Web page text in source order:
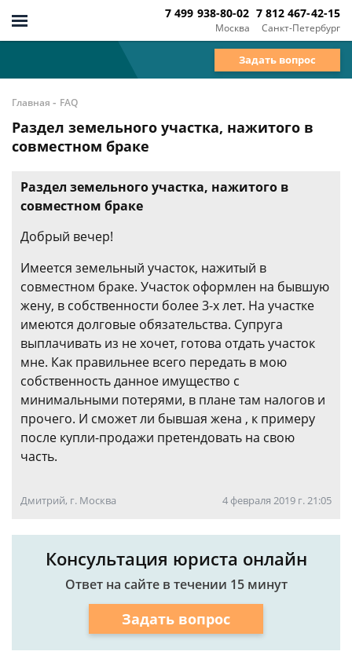
Москва
7 499 938-80-02
Санкт-Петербург
7 812 467-42-15
Задать вопрос
Главная - FAQ
Раздел земельного участка, нажитого в
совместном браке
Раздел земельного участка, нажитого в
совместном браке
Добрый вечер!
Имеется земельный участок, нажитый в
совместном браке. Участок оформлен на бывшую
жену, в собственности более 3-х лет. На участке
имеются долговые обязательства. Супруга
выплачивать из не хочет, готова отдать участок
мне. Как правильнее всего передать в мою
собственность данное имущество с
минимальными потерями, в плане там налогов и
прочего. И сможет ли бывшая жена , к примеру
после купли-продажи претендовать на свою
часть.
Дмитрий, г. Москва 4 февраля 2019 г. 21:05
Консультация юриста онлайн
Ответ на сайте в течении 15 минут
Задать вопрос